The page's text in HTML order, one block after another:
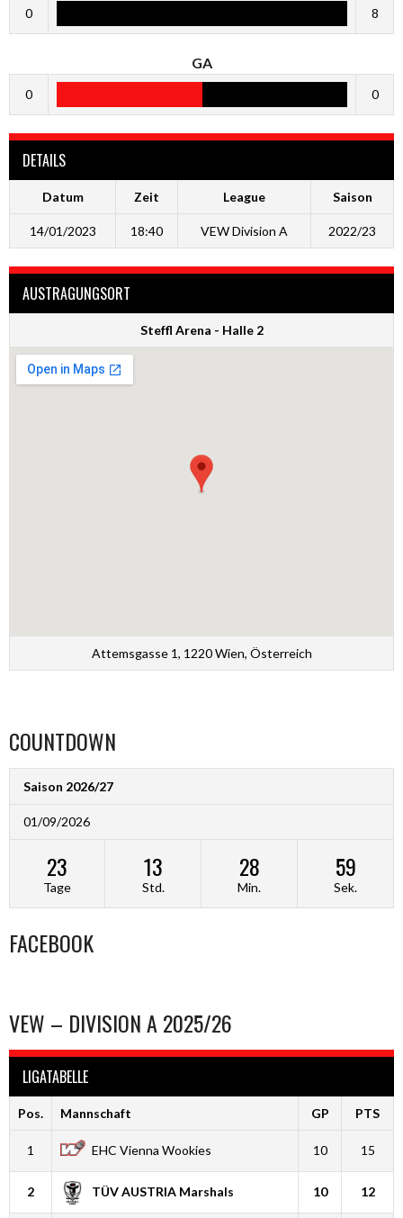
0 8
GA
0 0
DETAILS
Datum Zeit League Saison
14/01/2023 18:40 VEW Division A 2022/23
AUSTRAGUNGSORT
Steffl Arena - Halle 2
Attemsgasse 1, 1220 Wien, Österreich
COUNTDOWN
Saison 2026/27
01/09/2026
23
Tage
13
Std.
28
Min.
58
Sek.
FACEBOOK
VEW – DIVISION A 2025/26
LIGATABELLE
Pos. Mannschaft GP PTS
1 EHC Vienna Wookies 10 15
2 TÜV AUSTRIA Marshals 10 12